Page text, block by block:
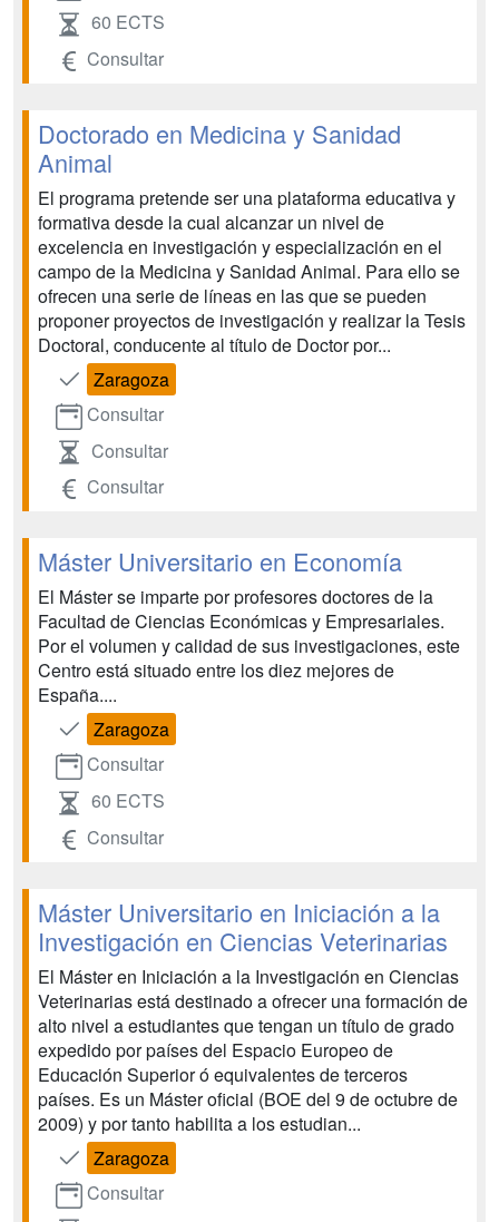
60 ECTS
Consultar
Doctorado en Medicina y Sanidad
Animal
El programa pretende ser una plataforma educativa y
formativa desde la cual alcanzar un nivel de
excelencia en investigación y especialización en el
campo de la Medicina y Sanidad Animal. Para ello se
ofrecen una serie de líneas en las que se pueden
proponer proyectos de investigación y realizar la Tesis
Doctoral, conducente al título de Doctor por...
Zaragoza
Consultar
Consultar
Consultar
Máster Universitario en Economía
El Máster se imparte por profesores doctores de la
Facultad de Ciencias Económicas y Empresariales.
Por el volumen y calidad de sus investigaciones, este
Centro está situado entre los diez mejores de
España....
Zaragoza
Consultar
60 ECTS
Consultar
Máster Universitario en Iniciación a la
Investigación en Ciencias Veterinarias
El Máster en Iniciación a la Investigación en Ciencias
Veterinarias está destinado a ofrecer una formación de
alto nivel a estudiantes que tengan un título de grado
expedido por países del Espacio Europeo de
Educación Superior ó equivalentes de terceros
países. Es un Máster oficial (BOE del 9 de octubre de
2009) y por tanto habilita a los estudian...
Zaragoza
Consultar